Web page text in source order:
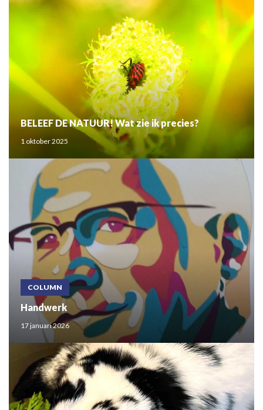
BELEEF DE NATUUR! Wat zie ik precies?
1 oktober 2025
COLUMN
Handwerk
17 januari 2026